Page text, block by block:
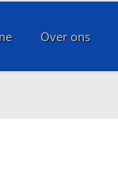
Over ons